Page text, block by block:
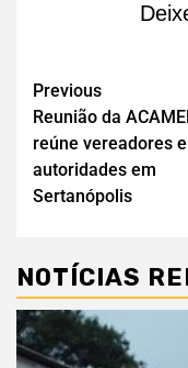
Previous
Reunião da
reúne vereadores e
autoridades em
Sertanópolis
NOTÍCIAS